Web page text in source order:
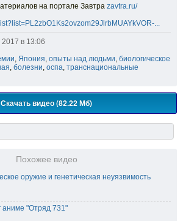
на портале Завтра zavtra.ru/
...
2017 в 13:06
, Япония, опыты над людьми, биологическое
, болезни, оспа, транснациональные
Скачать видео (82.22 Мб)
Похожее видео
оружие и генетическая неуязвимость
аниме "Отряд 731"